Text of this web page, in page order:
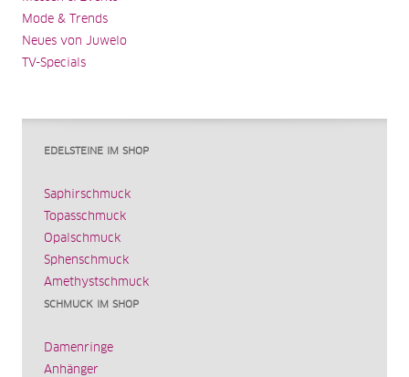
Mode & Trends
Neues von Juwelo
TV-Specials
EDELSTEINE IM SHOP
Saphirschmuck
Topasschmuck
Opalschmuck
Sphenschmuck
Amethystschmuck
SCHMUCK IM SHOP
Damenringe
Anhänger